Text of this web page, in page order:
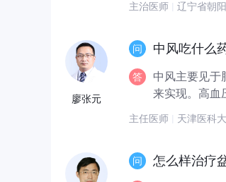
主治医师 辽宁省朝
廖张元
中风吃什么
中风主要见于
来实现。高血
主任医师 天津医科
怎么样治疗